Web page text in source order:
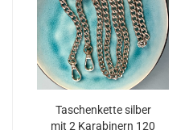
Taschenkette silber
mit 2 Karabinern 120